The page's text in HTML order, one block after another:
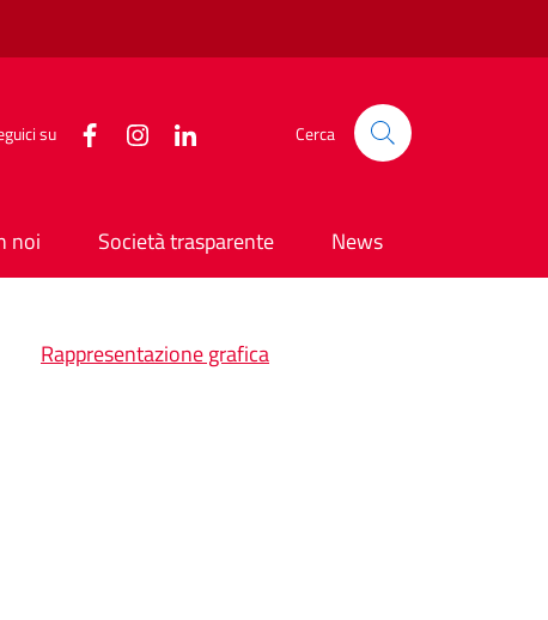
su Cerca
noi Società trasparente News
Rappresentazione grafica